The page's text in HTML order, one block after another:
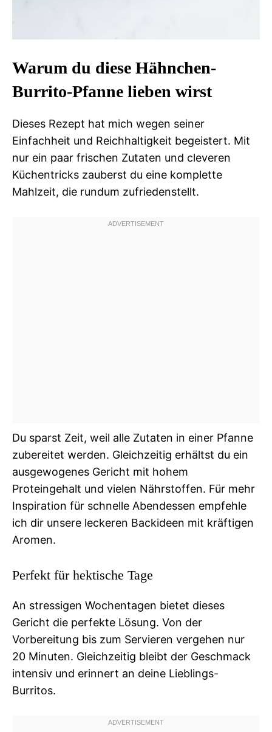
Warum du diese Hähnchen-
Burrito-Pfanne lieben wirst
Dieses Rezept hat mich wegen seiner
Einfachheit und Reichhaltigkeit begeistert. Mit
nur ein paar frischen Zutaten und cleveren
Küchentricks zauberst du eine komplette
Mahlzeit, die rundum zufriedenstellt.
Du sparst Zeit, weil alle Zutaten in einer Pfanne
zubereitet werden. Gleichzeitig erhältst du ein
ausgewogenes Gericht mit hohem
Proteingehalt und vielen Nährstoffen. Für mehr
Inspiration für schnelle Abendessen empfehle
ich dir unsere leckeren Backideen mit kräftigen
Aromen.
Perfekt für hektische Tage
An stressigen Wochentagen bietet dieses
Gericht die perfekte Lösung. Von der
Vorbereitung bis zum Servieren vergehen nur
20 Minuten. Gleichzeitig bleibt der Geschmack
intensiv und erinnert an deine Lieblings-
Burritos.